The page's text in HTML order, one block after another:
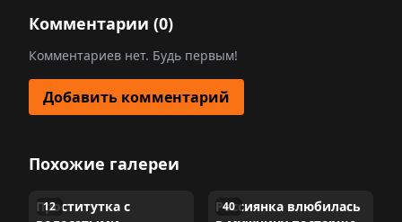
Комментарии (0)
Комментариев нет. Будь первым!
Добавить комментарий
Похожие галереи
12
Проститутка с
40
Россиянка влюбилась